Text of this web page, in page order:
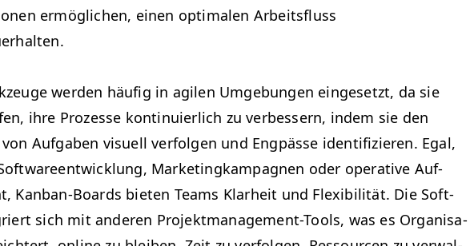
ermöglichen, einen opti­malen Arbeits­fluss
wer­den häu­fig in agilen Umge­bun­gen einge­set­zt, da sie
ihre Prozesse kon­tinuier­lich zu verbessern, indem sie den
Auf­gaben visuell ver­fol­gen und Eng­pässe iden­ti­fizieren. Egal,
Mar­ket­ingkam­pag­nen oder oper­a­tive Auf­
Kan­ban-Boards bieten Teams Klarheit und Flex­i­bil­ität. Die Soft­
sich mit anderen Pro­jek­t­man­age­ment-Tools, was es Organ­i­sa­